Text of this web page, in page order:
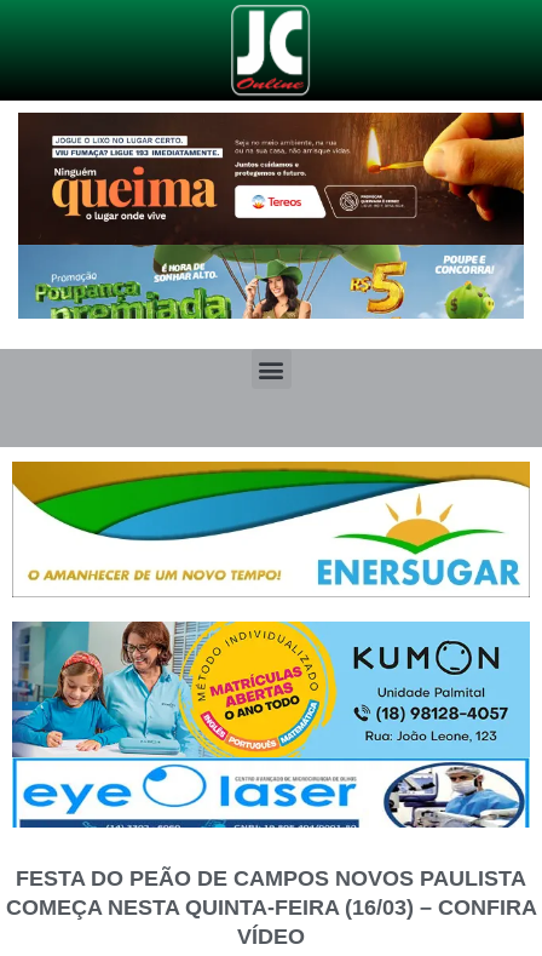
FESTA DO PEÃO DE CAMPOS NOVOS PAULISTA
COMEÇA NESTA QUINTA-FEIRA (16/03) – CONFIRA
VÍDEO